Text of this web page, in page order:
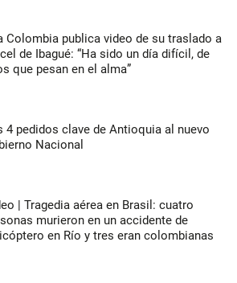
Colombia publica video de su traslado a
de Ibagué: “Ha sido un día difícil, de
que pesan en el alma”
4 pedidos clave de Antioquia al nuevo
Nacional
| Tragedia aérea en Brasil: cuatro
murieron en un accidente de
en Río y tres eran colombianas